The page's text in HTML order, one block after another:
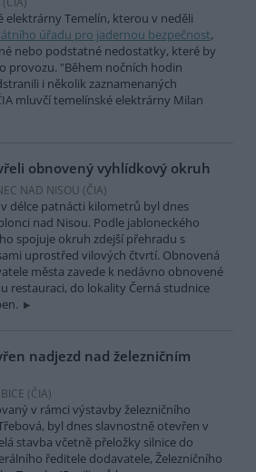
elektrárny Temelín, kterou v neděli
úřadu pro jadernou bezpečnost,
nebo podstatné nedostatky, které by
provozu. "Během nočních hodin
i několik zaznamenaných
mluvčí temelínské elektrárny Milan
obnovený vyhlídkový okruh
NAD NISOU (ČIA)
délce patnácti kilometrů byl dnes
nad Nisou. Podle jabloneckého
spojuje okruh zdejší přehradu s
uprostřed vilových čtvrtí. Obnovená
města zavede k nedávno obnovené
restauraci, do lokality Černá studnice
nadjezd nad železničním
(ČIA)
v rámci výstavby železničního
byl dnes slavnostně otevřen v
stavba včetně přeložky silnice do
ředitele dodavatele, Železničního